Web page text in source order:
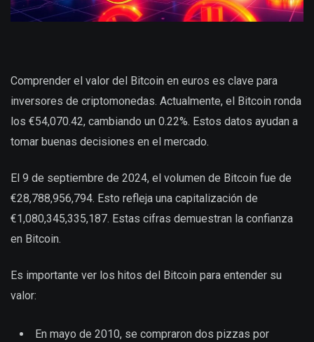
Comprender el valor del Bitcoin en euros es clave para
inversores de criptomonedas. Actualmente, el Bitcoin ronda
los €54,070.42, cambiando un 0.22%. Estos datos ayudan a
tomar buenas decisiones en el mercado.
El 9 de septiembre de 2024, el volumen de Bitcoin fue de
€28,788,956,794. Esto refleja una capitalización de
€1,080,345,335,187. Estas cifras demuestran la confianza
en Bitcoin.
Es importante ver los hitos del Bitcoin para entender su
valor:
En mayo de 2010, se compraron dos pizzas por